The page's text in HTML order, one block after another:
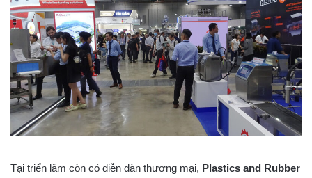
Tại triển lãm còn có diễn đàn thương mại, Plastics and Rubber